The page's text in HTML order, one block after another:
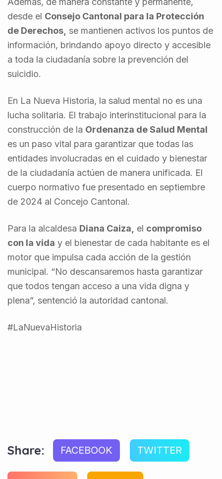
desde el Consejo Cantonal para la Protección
de Derechos, se mantienen activos los puntos de
información, brindando apoyo directo y accesible
a toda la ciudadanía sobre la prevención del
suicidio.
En La Nueva Historia, la salud mental no es una
lucha solitaria. El trabajo interinstitucional para la
construcción de la Ordenanza de Salud Mental
es un paso vital para garantizar que todas las
entidades involucradas en el cuidado y bienestar
de la ciudadanía actúen de manera unificada. El
cuerpo normativo fue presentado en septiembre
de 2024 al Concejo Cantonal.
Para la alcaldesa Diana Caiza, el compromiso
con la vida y el bienestar de cada habitante es el
motor que impulsa cada acción de la gestión
municipal. “No descansaremos hasta garantizar
que todos tengan acceso a una vida digna y
plena”, sentenció la autoridad cantonal.
#LaNuevaHistoria
Share: FACEBOOK TWITTER